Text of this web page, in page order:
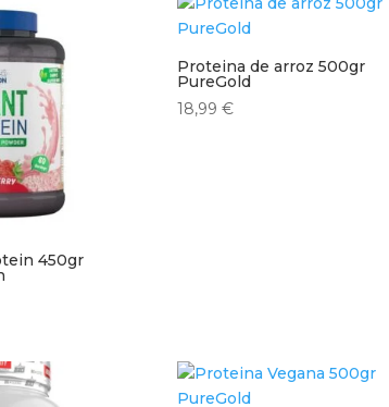
450gr
Proteina de arroz 500gr
PureGold
18,99 €